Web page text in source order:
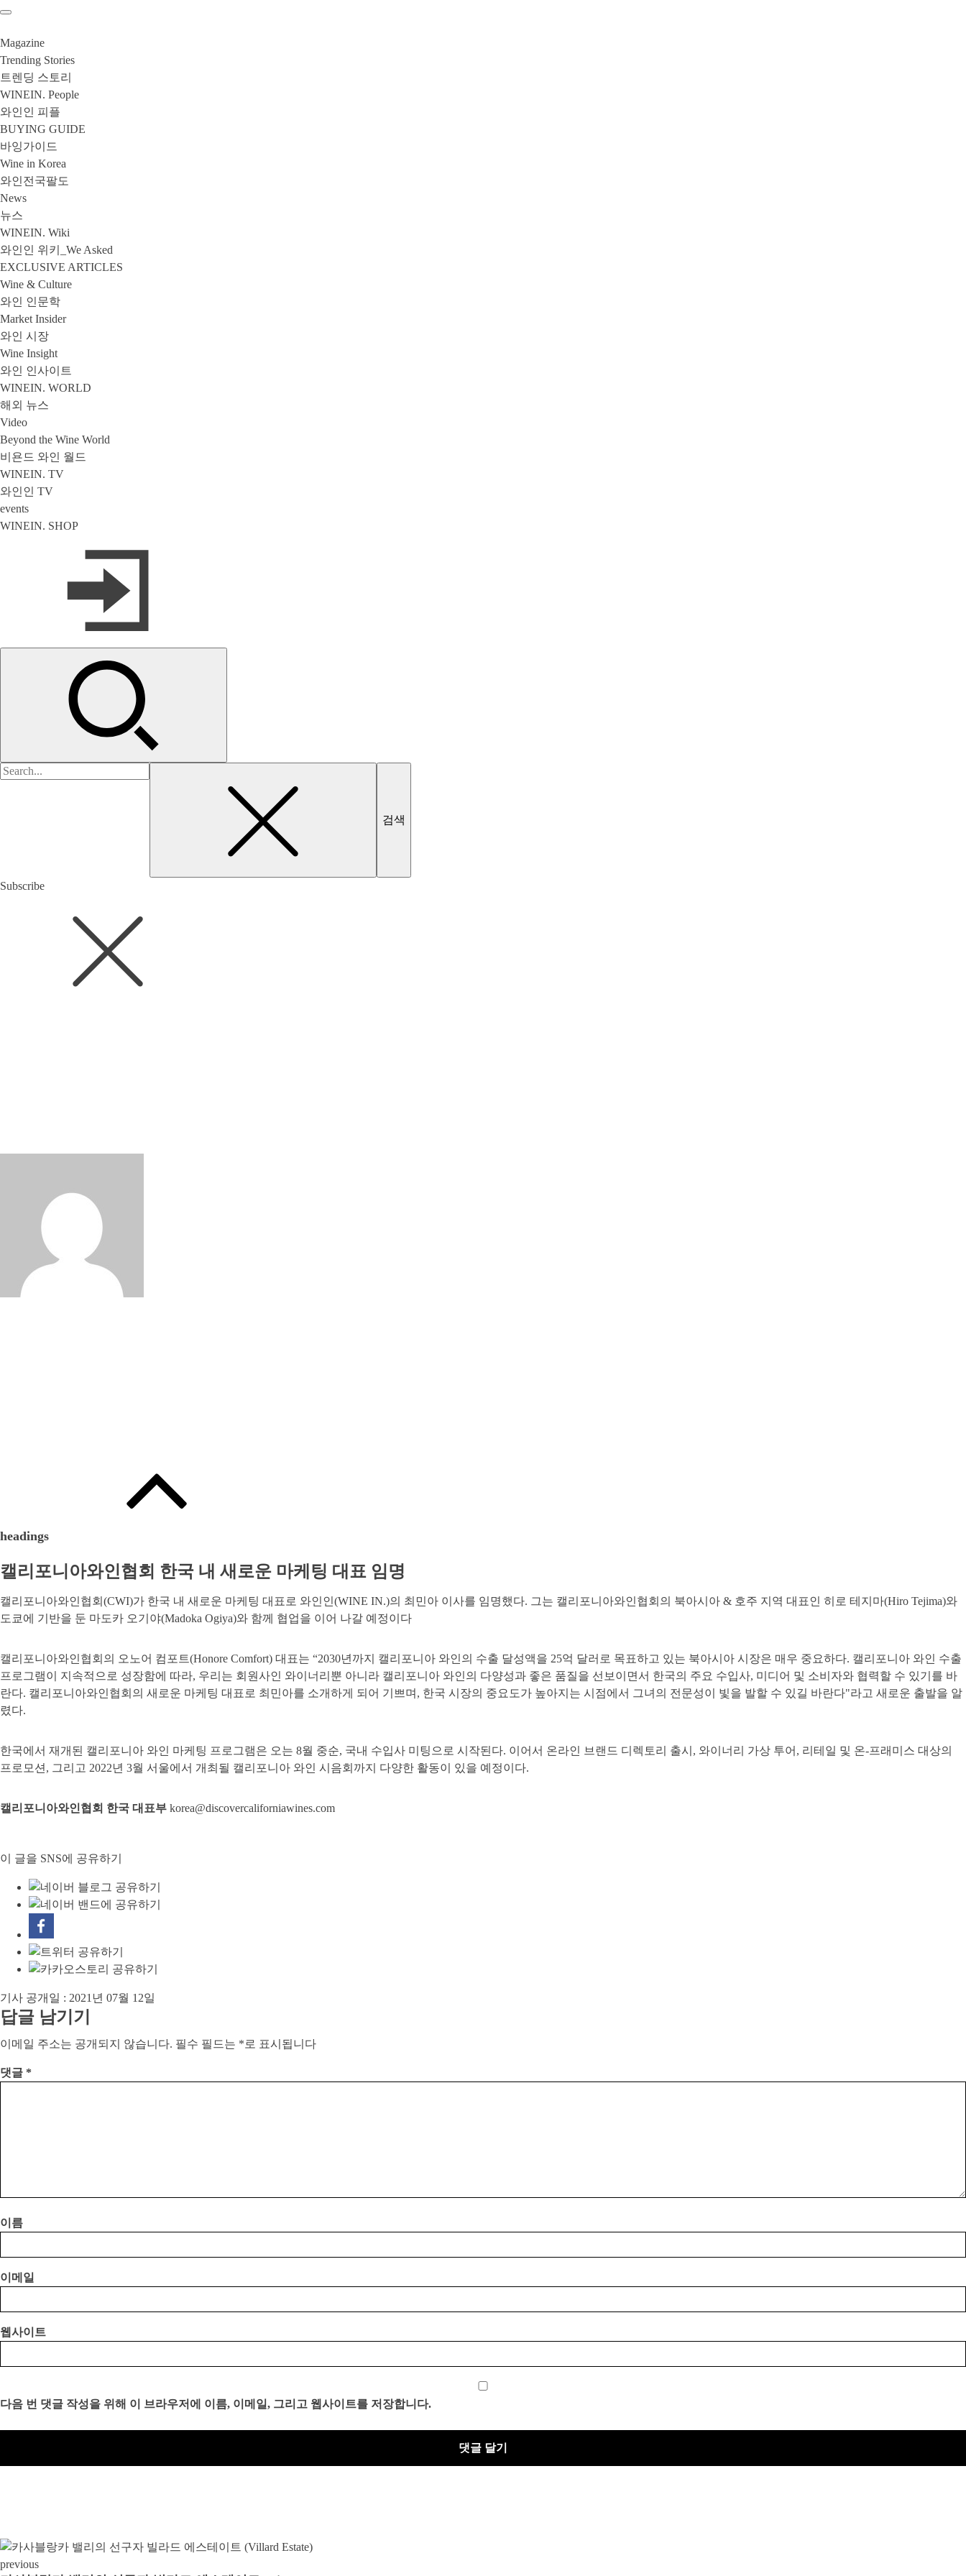
Magazine
Trending Stories
트렌딩 스토리
WINEIN. People
와인인 피플
BUYING GUIDE
바잉가이드
Wine in Korea
와인전국팔도
News
뉴스
WINEIN. Wiki
와인인 위키_We Asked
EXCLUSIVE ARTICLES
Wine & Culture
와인 인문학
Market Insider
와인 시장
Wine Insight
와인 인사이트
WINEIN. WORLD
해외 뉴스
Video
Beyond the Wine World
비욘드 와인 월드
WINEIN. TV
와인인 TV
events
WINEIN. SHOP
검
Subscribe
headings
캘리포니아와인협회 한국 내 새로운 마케팅 대표 임명
캘리포니아와인협회(CWI)가 한국 내 새로운 마케팅 대표로 와인인(WINE IN.)의 최민아 이사를 임명했다. 그는 캘리포니아와인협회의 북아시아 & 호주 지역 대표인 히로 테지마(Hiro Tejima)와
도쿄에 기반을 둔 마도카 오기야(Madoka Ogiya)와 함께 협업을 이어 나갈 예정이다
캘리포니아와인협회의 오노어 컴포트(Honore Comfort) 대표는 “2030년까지 캘리포니아 와인의 수출 달성액을 25억 달러로 목표하고 있는 북아시아 시장은 매우 중요하다. 캘리포니아 와인 수출
프로그램이 지속적으로 성장함에 따라, 우리는 회원사인 와이너리뿐 아니라 캘리포니아 와인의 다양성과 좋은 품질을 선보이면서 한국의 주요 수입사, 미디어 및 소비자와 협력할 수 있기를 바
란다. 캘리포니아와인협회의 새로운 마케팅 대표로 최민아를 소개하게 되어 기쁘며, 한국 시장의 중요도가 높아지는 시점에서 그녀의 전문성이 빛을 발할 수 있길 바란다"라고 새로운 출발을 알
렸다.
한국에서 재개된 캘리포니아 와인 마케팅 프로그램은 오는 8월 중순, 국내 수입사 미팅으로 시작된다. 이어서 온라인 브랜드 디렉토리 출시, 와이너리 가상 투어, 리테일 및 온-프래미스 대상의
프로모션, 그리고 2022년 3월 서울에서 개최될 캘리포니아 와인 시음회까지 다양한 활동이 있을 예정이다.
캘리포니아와인협회 한국 대표부 korea@discovercaliforniawines.com
이 글을 SNS에 공유하기
기사 공개일 : 2021년 07월 12일
답글 남기기
이메일 주소는 공개되지 않습니다. 필수 필드는 * 로 표시됩니다
댓글 *
이름
이메일
웹사이트
다음 번 댓글 작성을 위해 이 브라우저에 이름, 이메일, 그리고 웹사이트를 저장합니다.
previous